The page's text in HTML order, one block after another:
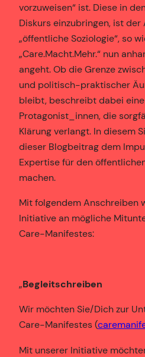
vorzuweisen“ ist. Diese in
Diskurs einzubringen, ist
„öffentliche Soziologie“, so
„Care.Macht.Mehr.“ nun
angeht. Ob die Grenze
und politisch-praktischer
bleibt, beschreibt dabei
Protagonist_innen, die
Klärung verlangt. In diesem
dieser Blogbeitrag dem
Expertise für den
machen.
Mit folgendem Anschreiben
Initiative an mögliche
Care-Manifestes:
„Begleitschreiben
Wir möchten Sie/Dich zur
Care-Manifestes (
Mit unserer Initiative